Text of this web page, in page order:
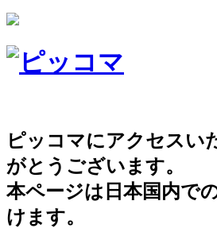
ピッコマにアクセスい
がとうございます。
本ページは日本国内で
けます。